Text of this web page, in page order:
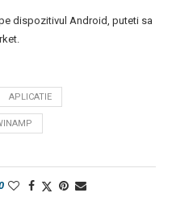
dispozitivul Android, puteti sa
APLICATIE